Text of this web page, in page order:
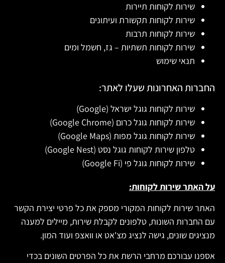
שירות לקוחות תיירות
שירות לקוחות תקשורת ועיתונים
שירות לקוחות תרבות
שירות לקוחות תשתיות – גז, חשמל ומים
תנאי שימוש
החברות האחרונות שעלו לאתר:
שירות לקוחות גוגל ישראל (Google)
שירות לקוחות גוגל כרום (Google Chrome)
שירות לקוחות גוגל מפות (Google Maps)
טלפון שירות לקוחות גוגל נסט (Google Nest)
שירות לקוחות גוגל פי (Google Fi)
על האתר שירות לקוחות:
האתר שירות לקוחות המקורי מספק את כל פרטי יצירת הקשר
עם החברות השונות, טלפונים לקבלת שירות, מיילים למענה
מנציגים שונים, גישה לנציג מצ'אט או וואצפ ועוד המון.
אספנו עבורכם מרחבי הרשת את כל הפרטים השונים בכדי